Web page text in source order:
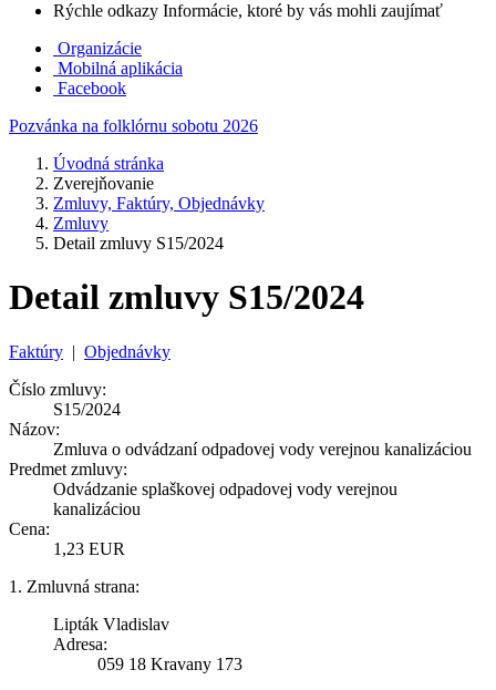
Rýchle odkazy Informácie, ktoré by vás mohli zaujímať
Organizácie
Mobilná aplikácia
Facebook
Pozvánka na folklórnu sobotu 2026
Úvodná stránka
Zverejňovanie
Zmluvy, Faktúry, Objednávky
Zmluvy
Detail zmluvy S15/2024
Detail zmluvy S15/2024
Faktúry | Objednávky
Číslo zmluvy:
S15/2024
Názov:
Zmluva o odvádzaní odpadovej vody verejnou kanalizáciou
Predmet zmluvy:
Odvádzanie splaškovej odpadovej vody verejnou
kanalizáciou
Cena:
1,23 EUR
1. Zmluvná strana:
Lipták Vladislav
Adresa:
059 18 Kravany 173